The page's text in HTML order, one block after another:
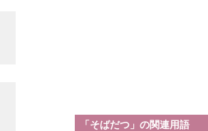
「そばだつ」の関連用語